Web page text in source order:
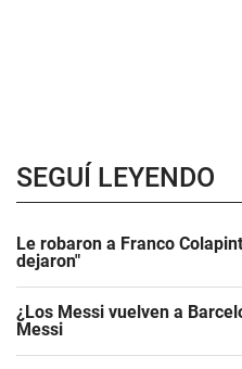
SEGUÍ LEYENDO
Le robaron a Franco
dejaron"
¿Los Messi vuelven a
Messi